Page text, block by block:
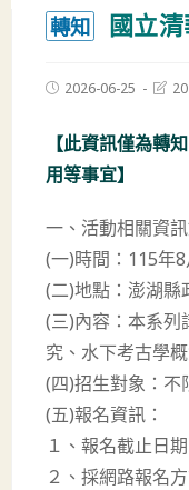
轉知 國立
Post2026-06-25
Post
【此資訊僅為轉
用等事宜】
一、活動相關資訊
(一)時間：115年
(二)地點：澎湖縣
(三)內容：本系
究、水下考古學
(四)招生對象：不
(五)報名資訊：
１、報名截止日
２、採網路報名